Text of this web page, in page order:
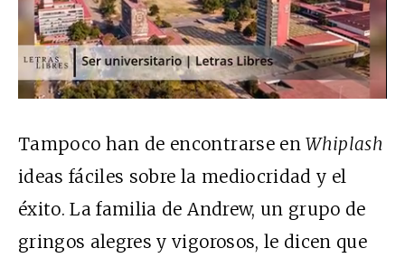
Tampoco han de encontrarse enWhiplash
ideas fáciles sobre la mediocridad y el
éxito. La familia de Andrew, un grupo de
gringos alegres y vigorosos, le dicen que